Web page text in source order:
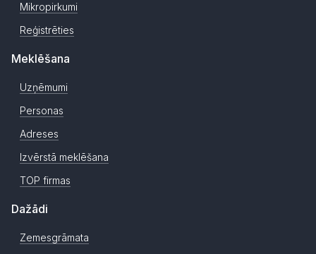
Mikropirkumi
Reģistrēties
Meklēšana
Uzņēmumi
Personas
Adreses
Izvērstā meklēšana
TOP firmas
Dažādi
Zemesgrāmata